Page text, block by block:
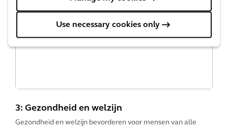
Use necessary cookies only
3: Gezondheid en welzijn
Gezondheid en welzijn bevorderen voor mensen van alle